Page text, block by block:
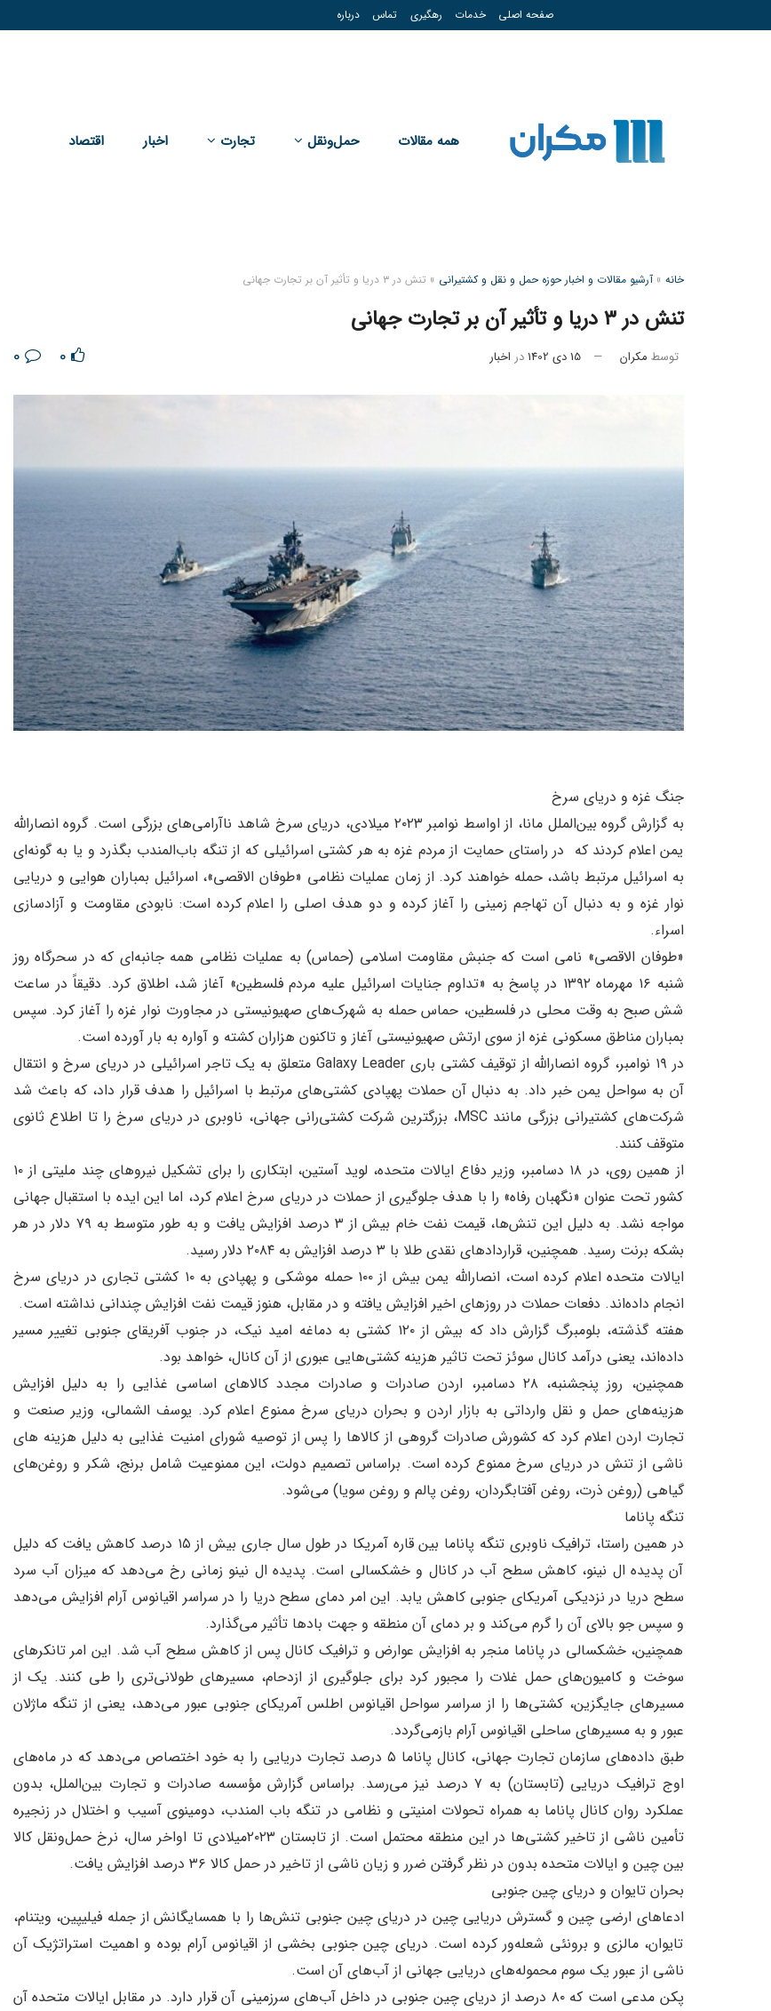
صفحه اصلی خدمات رهگیری تماس درباره
همه مقالات حمل‌و‌نقل تجارت اخبار اقتصاد
خانه »آرشیو مقالات و اخبار حوزه حمل و نقل و کشتیرانی » تنش در ۳ دریا و تأثیر آن بر تجارت جهانی
تنش در ۳ دریا و تأثیر آن بر تجارت جهانی
توسط مکران 15 دی 1402 در اخبار 0
جنگ غزه و دریای سرخ
به گزارش گروه بین‌الملل مانا، از اواسط نوامبر ۲۰۲۳ میلادی، دریای سرخ شاهد ناآرامی‌های بزرگی است. گروه انصارالله
یمن اعلام کردند که در راستای حمایت از مردم غزه به هر کشتی اسرائیلی که از تنگه باب‌المندب بگذرد و یا به گونه‌ای
به اسرائیل مرتبط باشد، حمله خواهند کرد. از زمان عملیات نظامی «طوفان الاقصی»، اسرائیل بمباران هوایی و دریایی
نوار غزه و به دنبال آن تهاجم زمینی را آغاز کرده و دو هدف اصلی را اعلام کرده است: نابودی مقاومت و آزادسازی
اسراء.
«طوفان الاقصی» نامی است که جنبش مقاومت اسلامی (حماس) به عملیات نظامی همه جانبه‌ای که در سحرگاه روز
شنبه ۱۶ مهرماه ۱۳۹۲ در پاسخ به «تداوم جنایات اسرائیل علیه مردم فلسطین» آغاز شد، اطلاق کرد. دقیقاً در ساعت
شش صبح به وقت محلی در فلسطین، حماس حمله به شهرک‌های صهیونیستی در مجاورت نوار غزه را آغاز کرد. سپس
بمباران مناطق مسکونی غزه از سوی ارتش صهیونیستی آغاز و تاکنون هزاران کشته و آواره به بار آورده است.
در ۱۹ نوامبر، گروه انصارالله از توقیف کشتی باری Galaxy Leader متعلق به یک تاجر اسرائیلی در دریای سرخ و انتقال
آن به سواحل یمن خبر داد. به دنبال آن حملات پهپادی کشتی‌های مرتبط با اسرائیل را هدف قرار داد، که باعث شد
شرکت‌های کشتیرانی بزرگی مانند MSC، بزرگترین شرکت کشتی‌رانی جهانی، ناوبری در دریای سرخ را تا اطلاع ثانوی
متوقف کنند.
از همین روی، در ۱۸ دسامبر، وزیر دفاع ایالات متحده، لوید آستین، ابتکاری را برای تشکیل نیروهای چند ملیتی از ۱۰
کشور تحت عنوان «نگهبان رفاه» را با هدف جلوگیری از حملات در دریای سرخ اعلام کرد، اما این ایده با استقبال جهانی
مواجه نشد. به دلیل این تنش‌ها، قیمت نفت خام بیش از ۳ درصد افزایش یافت و به طور متوسط ​​به ۷۹ دلار در هر
بشکه برنت رسید. همچنین، قراردادهای نقدی طلا با ۳ درصد افزایش به ۲۰۸۴ دلار رسید.
ایالات متحده اعلام کرده است، انصارالله یمن بیش از ۱۰۰ حمله موشکی و پهپادی به ۱۰ کشتی تجاری در دریای سرخ
انجام داده‌اند. دفعات حملات در روزهای اخیر افزایش یافته و در مقابل، هنوز قیمت نفت افزایش چندانی نداشته است.
هفته گذشته، بلومبرگ گزارش داد که بیش از ۱۲۰ کشتی به دماغه امید نیک، در جنوب آفریقای جنوبی تغییر مسیر
داده‌اند، یعنی درآمد کانال سوئز تحت تاثیر هزینه کشتی‌هایی عبوری از آن کانال، خواهد بود.
همچنین، روز پنجشنبه، ۲۸ دسامبر، اردن صادرات و صادرات مجدد کالاهای اساسی غذایی را به دلیل افزایش
هزینه‌های حمل و نقل وارداتی به بازار اردن و بحران دریای سرخ ممنوع اعلام کرد. یوسف الشمالی، وزیر صنعت و
تجارت اردن اعلام کرد که کشورش صادرات گروهی از کالاها را پس از توصیه شورای امنیت غذایی به دلیل هزینه های
ناشی از تنش در دریای سرخ ممنوع کرده است. بر‌اساس تصمیم دولت، این ممنوعیت شامل برنج، شکر و روغن‌های
گیاهی (روغن ذرت، روغن آفتابگردان، روغن پالم و روغن سویا) می‌شود.
تنگه پاناما
در همین راستا، ترافیک ناوبری تنگه پاناما بین قاره آمریکا در طول سال جاری بیش از ۱۵ درصد کاهش یافت که دلیل
آن پدیده ال نینو، کاهش سطح آب در کانال و خشکسالی است. پدیده ال نینو زمانی رخ می‌دهد که میزان آب سرد
سطح دریا در نزدیکی آمریکای جنوبی کاهش یابد. این امر دمای سطح دریا را در سراسر اقیانوس آرام افزایش می‌دهد
و سپس جو بالای آن را گرم می‌کند و بر دمای آن منطقه و جهت بادها تأثیر می‌گذارد.
همچنین، خشکسالی در پاناما منجر به افزایش عوارض و ترافیک کانال پس از کاهش سطح آب شد. این امر تانکرهای
سوخت و کامیون‌های حمل غلات را مجبور کرد برای جلوگیری از ازدحام، مسیرهای طولانی‌تری را طی کنند. یک از
مسیرهای جایگزین، کشتی‌ها را از سراسر سواحل اقیانوس اطلس آمریکای جنوبی عبور می‌دهد، یعنی از تنگه ماژلان
عبور و به مسیرهای ساحلی اقیانوس آرام بازمی‌گردد.
طبق داده‌های سازمان تجارت جهانی، کانال پاناما ۵ درصد تجارت دریایی را به خود اختصاص می‌دهد که در ماه‌های
اوج ترافیک دریایی (تابستان) به ۷ درصد نیز می‌رسد. بر‌اساس گزارش مؤسسه صادرات و تجارت بین‌الملل، بدون
عملکرد روان کانال پاناما به همراه تحولات امنیتی و نظامی در تنگه باب المندب، دومینوی آسیب و اختلال در زنجیره
تأمین ناشی از تاخیر کشتی‌ها در این منطقه محتمل است. از تابستان ۲۰۲۳میلادی تا اواخر سال، نرخ حمل‌و‌نقل کالا
بین چین و ایالات متحده بدون در نظر گرفتن ضرر و زیان ناشی از تاخیر در حمل کالا ۳۶ درصد افزایش یافت.
بحران تایوان و دریای چین جنوبی
ادعاهای ارضی چین و گسترش دریایی چین در دریای چین جنوبی تنش‌ها را با همسایگانش از جمله فیلیپین، ویتنام،
تایوان، مالزی و برونئی شعله‌ور کرده است. دریای چین جنوبی بخشی از اقیانوس آرام بوده و اهمیت استراتژیک آن
ناشی از عبور یک سوم محموله‌های دریایی جهانی از آب‌های آن است.
پکن مدعی است که ۸۰ درصد از دریای چین جنوبی در داخل آب‌های سرزمینی آن قرار دارد. در مقابل ایالات متحده آن